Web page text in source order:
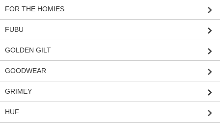
FOR THE HOMIES
FUBU
GOLDEN GILT
GOODWEAR
GRIMEY
HUF